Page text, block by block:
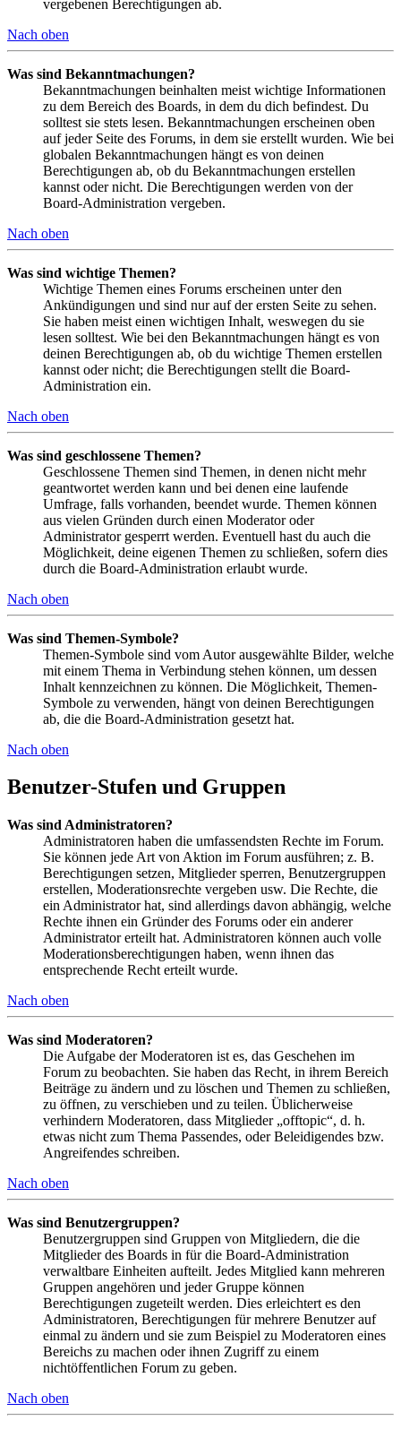
vergebenen Berechtigungen ab.
Nach oben
Was sind Bekanntmachungen?
Bekanntmachungen beinhalten meist wichtige Informationen
zu dem Bereich des Boards, in dem du dich befindest. Du
solltest sie stets lesen. Bekanntmachungen erscheinen oben
auf jeder Seite des Forums, in dem sie erstellt wurden. Wie bei
globalen Bekanntmachungen hängt es von deinen
Berechtigungen ab, ob du Bekanntmachungen erstellen
kannst oder nicht. Die Berechtigungen werden von der
Board-Administration vergeben.
Nach oben
Was sind wichtige Themen?
Wichtige Themen eines Forums erscheinen unter den
Ankündigungen und sind nur auf der ersten Seite zu sehen.
Sie haben meist einen wichtigen Inhalt, weswegen du sie
lesen solltest. Wie bei den Bekanntmachungen hängt es von
deinen Berechtigungen ab, ob du wichtige Themen erstellen
kannst oder nicht; die Berechtigungen stellt die Board-
Administration ein.
Nach oben
Was sind geschlossene Themen?
Geschlossene Themen sind Themen, in denen nicht mehr
geantwortet werden kann und bei denen eine laufende
Umfrage, falls vorhanden, beendet wurde. Themen können
aus vielen Gründen durch einen Moderator oder
Administrator gesperrt werden. Eventuell hast du auch die
Möglichkeit, deine eigenen Themen zu schließen, sofern dies
durch die Board-Administration erlaubt wurde.
Nach oben
Was sind Themen-Symbole?
Themen-Symbole sind vom Autor ausgewählte Bilder, welche
mit einem Thema in Verbindung stehen können, um dessen
Inhalt kennzeichnen zu können. Die Möglichkeit, Themen-
Symbole zu verwenden, hängt von deinen Berechtigungen
ab, die die Board-Administration gesetzt hat.
Nach oben
Benutzer-Stufen und Gruppen
Was sind Administratoren?
Administratoren haben die umfassendsten Rechte im Forum.
Sie können jede Art von Aktion im Forum ausführen; z. B.
Berechtigungen setzen, Mitglieder sperren, Benutzergruppen
erstellen, Moderationsrechte vergeben usw. Die Rechte, die
ein Administrator hat, sind allerdings davon abhängig, welche
Rechte ihnen ein Gründer des Forums oder ein anderer
Administrator erteilt hat. Administratoren können auch volle
Moderationsberechtigungen haben, wenn ihnen das
entsprechende Recht erteilt wurde.
Nach oben
Was sind Moderatoren?
Die Aufgabe der Moderatoren ist es, das Geschehen im
Forum zu beobachten. Sie haben das Recht, in ihrem Bereich
Beiträge zu ändern und zu löschen und Themen zu schließen,
zu öffnen, zu verschieben und zu teilen. Üblicherweise
verhindern Moderatoren, dass Mitglieder „offtopic“, d. h.
etwas nicht zum Thema Passendes, oder Beleidigendes bzw.
Angreifendes schreiben.
Nach oben
Was sind Benutzergruppen?
Benutzergruppen sind Gruppen von Mitgliedern, die die
Mitglieder des Boards in für die Board-Administration
verwaltbare Einheiten aufteilt. Jedes Mitglied kann mehreren
Gruppen angehören und jeder Gruppe können
Berechtigungen zugeteilt werden. Dies erleichtert es den
Administratoren, Berechtigungen für mehrere Benutzer auf
einmal zu ändern und sie zum Beispiel zu Moderatoren eines
Bereichs zu machen oder ihnen Zugriff zu einem
nichtöffentlichen Forum zu geben.
Nach oben